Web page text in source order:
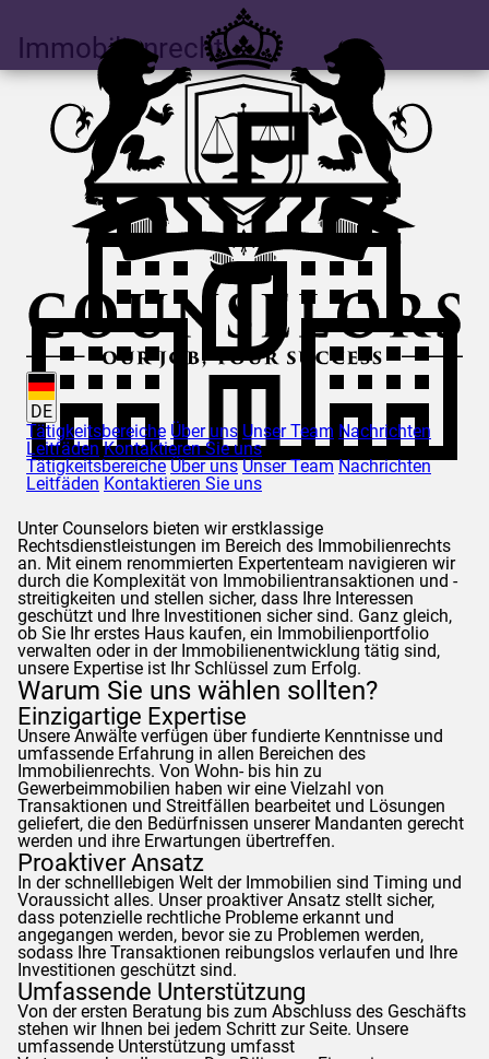
DE
Tätigkeitsbereiche Über uns Unser Team Nachrichten
Leitfäden Kontaktieren Sie uns
Tätigkeitsbereiche Über uns Unser Team Nachrichten
Leitfäden Kontaktieren Sie uns
Immobilienrecht
Unter Counselors bieten wir erstklassige
Rechtsdienstleistungen im Bereich des Immobilienrechts
an. Mit einem renommierten Expertenteam navigieren wir
durch die Komplexität von Immobilientransaktionen und -
streitigkeiten und stellen sicher, dass Ihre Interessen
geschützt und Ihre Investitionen sicher sind. Ganz gleich,
ob Sie Ihr erstes Haus kaufen, ein Immobilienportfolio
verwalten oder in der Immobilienentwicklung tätig sind,
unsere Expertise ist Ihr Schlüssel zum Erfolg.
Warum Sie uns wählen sollten?
Einzigartige Expertise
Unsere Anwälte verfügen über fundierte Kenntnisse und
umfassende Erfahrung in allen Bereichen des
Immobilienrechts. Von Wohn- bis hin zu
Gewerbeimmobilien haben wir eine Vielzahl von
Transaktionen und Streitfällen bearbeitet und Lösungen
geliefert, die den Bedürfnissen unserer Mandanten gerecht
werden und ihre Erwartungen übertreffen.
Proaktiver Ansatz
In der schnelllebigen Welt der Immobilien sind Timing und
Voraussicht alles. Unser proaktiver Ansatz stellt sicher,
dass potenzielle rechtliche Probleme erkannt und
angegangen werden, bevor sie zu Problemen werden,
sodass Ihre Transaktionen reibungslos verlaufen und Ihre
Investitionen geschützt sind.
Umfassende Unterstützung
Von der ersten Beratung bis zum Abschluss des Geschäfts
stehen wir Ihnen bei jedem Schritt zur Seite. Unsere
umfassende Unterstützung umfasst